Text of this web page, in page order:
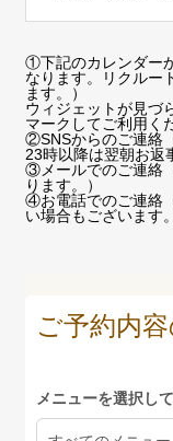
①下記のカレンダー
なります。リクルー
ます。）
ウィジェットが見づ
マーク してご利用く
②SNSからのご連絡
23時以降は翌朝お返
③メールでのご連絡
ります。）
④お電話でのご連絡
い場合もございます